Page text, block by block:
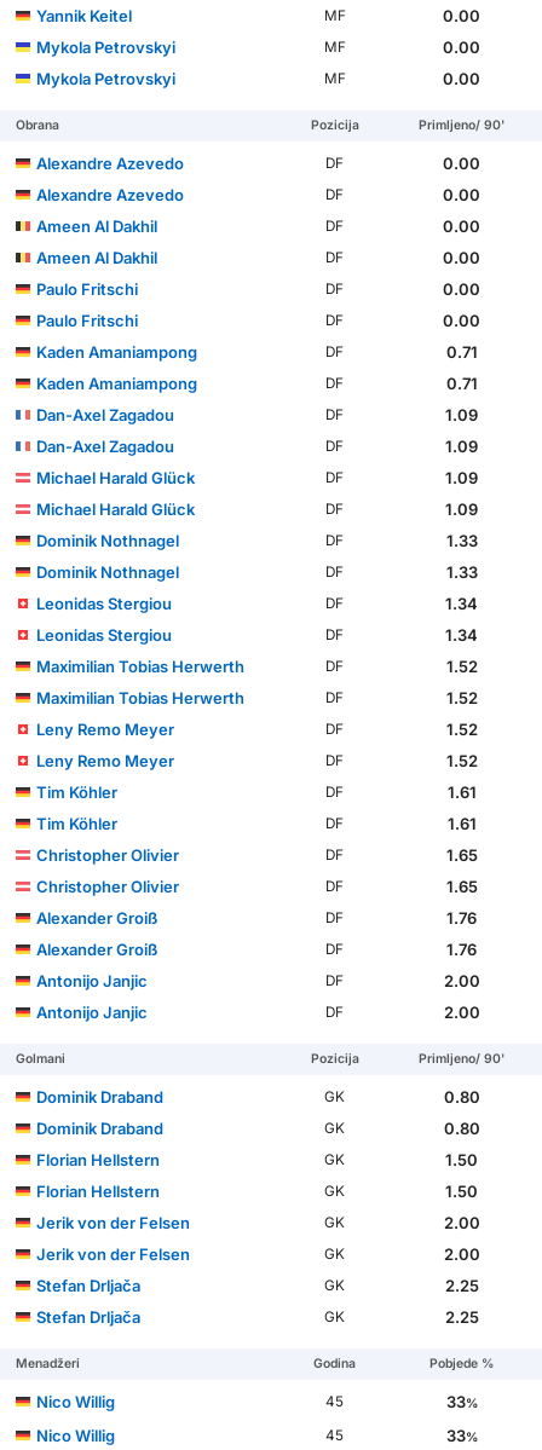
Yannik Keitel MF
0.00
Mykola Petrovskyi
MF
0.00
Mykola Petrovskyi
MF 0.00
Obrana Pozicija Primljeno/ 90'
Alexandre Azevedo DF
0.00
Alexandre Azevedo
DF
0.00
Ameen Al Dakhil
DF
0.00
Ameen Al Dakhil
DF
0.00
Paulo Fritschi
DF
0.00
Paulo Fritschi
DF
0.00
Kaden Amaniampong
DF
0.71
Kaden Amaniampong
DF
0.71
Dan-Axel Zagadou
DF
1.09
Dan-Axel Zagadou
DF
1.09
Michael Harald Glück
DF
1.09
Michael Harald Glück
DF
1.09
Dominik Nothnagel
DF
1.33
Dominik Nothnagel
DF
1.33
Leonidas Stergiou
DF
1.34
Leonidas Stergiou
DF
1.34
Maximilian Tobias Herwerth
DF
1.52
Maximilian Tobias Herwerth
DF
1.52
Leny Remo Meyer
DF
1.52
Leny Remo Meyer
DF
1.52
Tim Köhler
DF
1.61
Tim Köhler
DF
1.61
Christopher Olivier
DF
1.65
Christopher Olivier
DF
1.65
Alexander Groiß
DF
1.76
Alexander Groiß
DF
1.76
Antonijo Janjic
DF
2.00
Antonijo Janjic
DF 2.00
Golmani Pozicija Primljeno/ 90'
Dominik Draband GK
0.80
Dominik Draband
GK
0.80
Florian Hellstern
GK
1.50
Florian Hellstern
GK
1.50
Jerik von der Felsen
GK
2.00
Jerik von der Felsen
GK
2.00
Stefan Drljača
GK
2.25
Stefan Drljača
GK 2.25
Menadžeri Godina Pobjede %
Nico Willig 45 33%
Nico Willig 45 33%